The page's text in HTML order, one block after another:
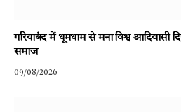
गरियाबंद में धूमधाम से मना विश्व आदिवासी
समाज
09/08/2026